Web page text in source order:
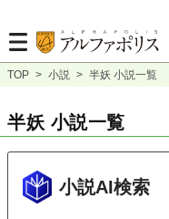
TOP > 小説 > 半妖 小説一覧
半妖 小説一覧
小説AI検索